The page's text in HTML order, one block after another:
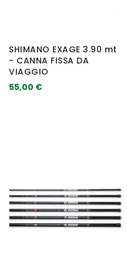
SHIMANO EXAGE 3.90 mt
- CANNA FISSA DA
VIAGGIO
55,00 €